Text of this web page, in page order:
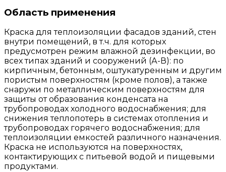
Область применения
Краска для теплоизоляции фасадов зданий, стен
внутри помещений, в т.ч. для которых
предусмотрен режим влажной дезинфекции, во
всех типах зданий и сооружений (А-В): по
кирпичным, бетонным, оштукатуренным и другим
пористым поверхностям (кроме полов), а также
снаружи по металлическим поверхностям для
защиты от образования конденсата на
трубопроводах холодного водоснабжения; для
снижения теплопотерь в системах отопления и
трубопроводах горячего водоснабжения; для
теплоизоляции емкостей различного назначения.
Краска не используются на поверхностях,
контактирующих с питьевой водой и пищевыми
продуктами.